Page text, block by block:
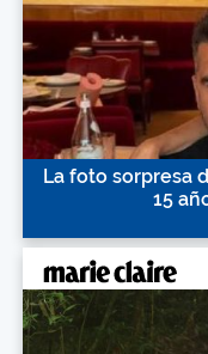
La foto sorpresa
15